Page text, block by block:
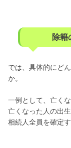
除籍
では、具体的にど
か。
一例として、亡く
亡くなった人の出
相続人全員を確定